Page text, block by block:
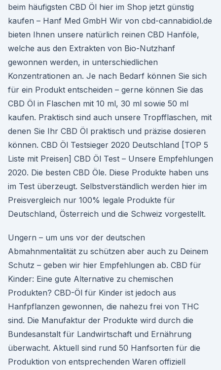
beim häufigsten CBD Öl hier im Shop jetzt günstig
kaufen – Hanf Med GmbH Wir von cbd-cannabidiol.de
bieten Ihnen unsere natürlich reinen CBD Hanföle,
welche aus den Extrakten von Bio-Nutzhanf
gewonnen werden, in unterschiedlichen
Konzentrationen an. Je nach Bedarf können Sie sich
für ein Produkt entscheiden – gerne können Sie das
CBD Öl in Flaschen mit 10 ml, 30 ml sowie 50 ml
kaufen. Praktisch sind auch unsere Tropfflaschen, mit
denen Sie Ihr CBD Öl praktisch und präzise dosieren
können. CBD Öl Testsieger 2020 Deutschland [TOP 5
Liste mit Preisen] CBD Öl Test – Unsere Empfehlungen
2020. Die besten CBD Öle. Diese Produkte haben uns
im Test überzeugt. Selbstverständlich werden hier im
Preisvergleich nur 100% legale Produkte für
Deutschland, Österreich und die Schweiz vorgestellt.
Ungern – um uns vor der deutschen
Abmahnmentalität zu schützen aber auch zu Deinem
Schutz – geben wir hier Empfehlungen ab. CBD für
Kinder: Eine gute Alternative zu chemischen
Produkten? CBD-Öl für Kinder ist jedoch aus
Hanfpflanzen gewonnen, die nahezu frei von THC
sind. Die Manufaktur der Produkte wird durch die
Bundesanstalt für Landwirtschaft und Ernährung
überwacht. Aktuell sind rund 50 Hanfsorten für die
Produktion von entsprechenden Waren offiziell